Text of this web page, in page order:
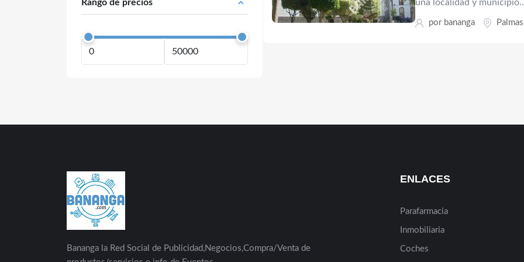
una localidad y
por bananga
Rango de precios
Bananga la Red Social de Publicidad,Negocios,Compra/Venta de
ENLACES
Parafarmacia
Inmobiliaria
Coches